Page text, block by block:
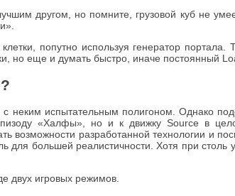
другом, но помните, грузовой куб не
попутно используя генератор
но еще и думать быстро, иначе постоянный
неким испытательным полигоном. Однако
«Халфы», но и к движку Source в
возможности разработанной технологии и
большей реалистичности. Хотя при
двух игровых режимов.